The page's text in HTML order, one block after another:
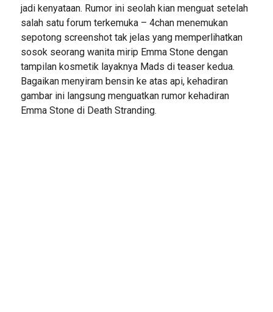
jadi kenyataan. Rumor ini seolah kian menguat setelah
salah satu forum terkemuka – 4chan menemukan
sepotong screenshot tak jelas yang memperlihatkan
sosok seorang wanita mirip Emma Stone dengan
tampilan kosmetik layaknya Mads di teaser kedua.
Bagaikan menyiram bensin ke atas api, kehadiran
gambar ini langsung menguatkan rumor kehadiran
Emma Stone di Death Stranding.